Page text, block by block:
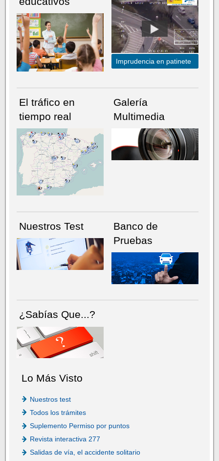
NÚMERO ACTUALHEMEROTECA
Imprudencia en patinete
El tráfico en
tiempo real
Galería
Multimedia
Nuestros Test
Banco de
Pruebas
¿Sabías Que...?
Lo Más Visto
Nuestros test
Todos los trámites
Suplemento Permiso por puntos
Revista interactiva 277
Salidas de vía, el accidente solitario